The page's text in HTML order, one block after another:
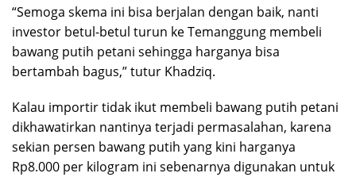
“Semoga skema ini bisa berjalan dengan baik, nanti
investor betul-betul turun ke Temanggung membeli
bawang putih petani sehingga harganya bisa
bertambah bagus,” tutur Khadziq.
Kalau importir tidak ikut membeli bawang putih petani
dikhawatirkan nantinya terjadi permasalahan, karena
sekian persen bawang putih yang kini harganya
Rp8.000 per kilogram ini sebenarnya digunakan untuk